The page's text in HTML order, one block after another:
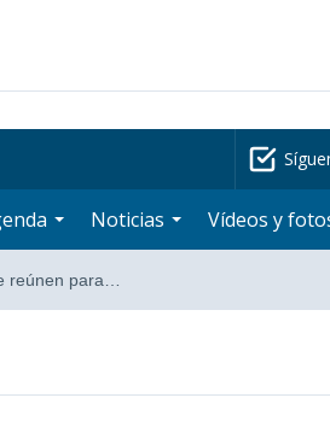
Noticias Vídeos y
reúnen para…